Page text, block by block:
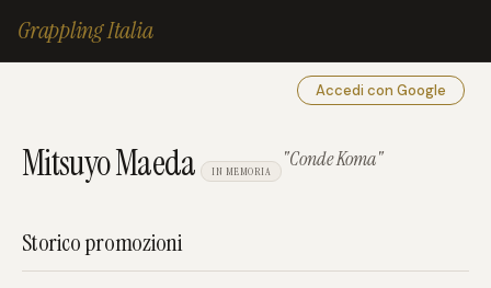
Grappling Italia
Accedi con Google
Mitsuyo Maeda IN MEMORIA "Conde Koma"
Storico promozioni